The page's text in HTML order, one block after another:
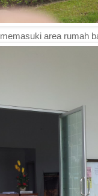
memasuki area rumah